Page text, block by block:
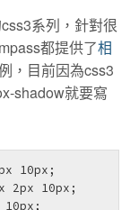
系列，針對很
都提供了相
，目前因為css3
shadow就要寫